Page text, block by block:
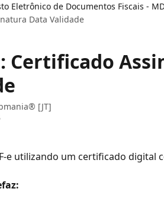
Eletrônico de Documentos Fiscais -
Data Validade
Certificado
[JT]
e utilizando um certificado digital